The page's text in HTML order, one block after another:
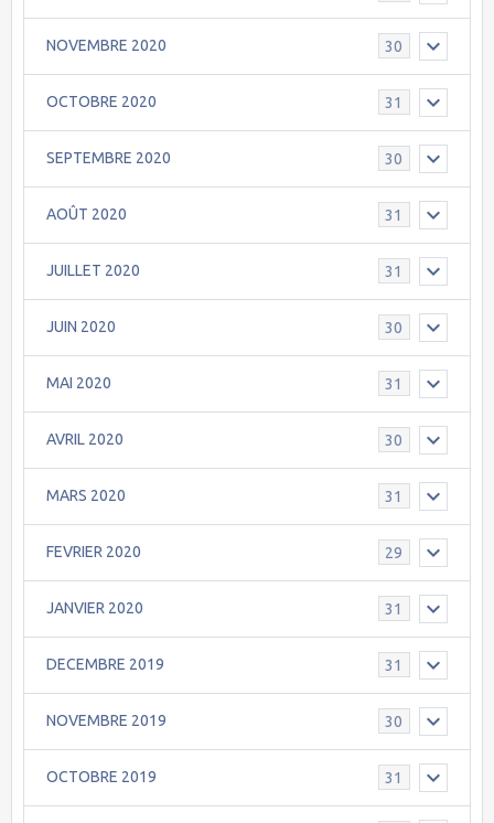
NOVEMBRE 2020 30
OCTOBRE 2020 31
SEPTEMBRE 2020 30
AOÛT 2020 31
JUILLET 2020 31
JUIN 2020 30
MAI 2020 31
AVRIL 2020 30
MARS 2020 31
FEVRIER 2020 29
JANVIER 2020 31
DECEMBRE 2019 31
NOVEMBRE 2019 30
OCTOBRE 2019 31